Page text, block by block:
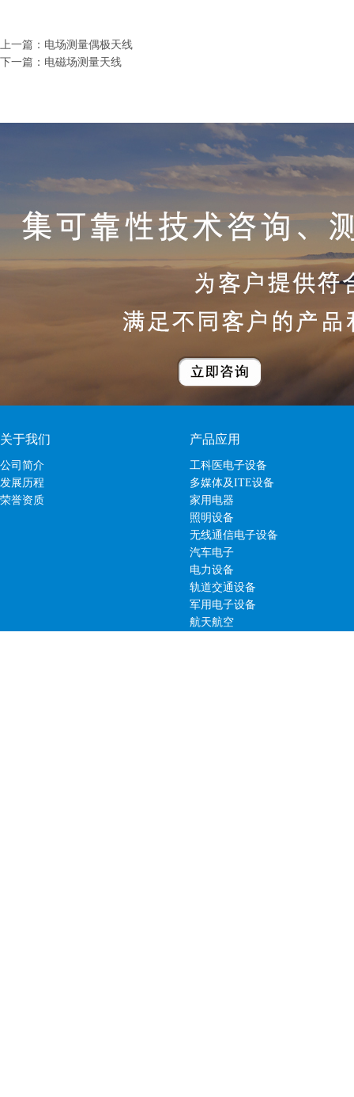
上一篇： 电场测量偶极天线
下一篇： 电磁场测量天线
关于我们
公司简介
发展历程
荣誉资质
产品应用
工科医电子设备
多媒体及ITE设备
家用电器
照明设备
无线通信电子设备
汽车电子
电力设备
轨道交通设备
军用电子设备
航天航空